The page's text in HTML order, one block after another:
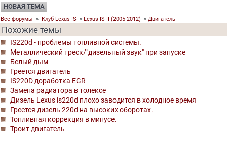
НОВАЯ ТЕМА
Все форумы » Клуб Lexus IS » Lexus IS II (2005-2012) » Двигатель
Похожие темы
IS220d - проблемы топливной системы.
Металлический треск/"дизельный звук" при запуске
Белый дым
Греется двигатель
IS220D доработка EGR
Замена радиатора в толексе
Дизель Lexus is220d плохо заводится в холодное время
Греется дизель 220d на высоких оборотах.
Топливная коррекция в минусе.
Троит двигатель